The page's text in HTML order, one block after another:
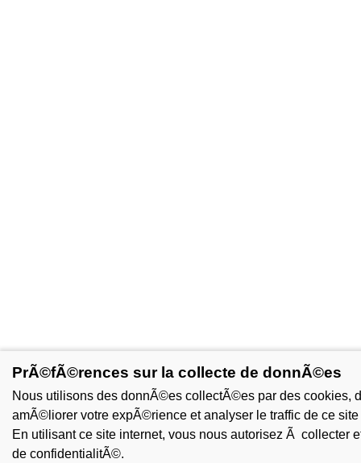
PrÃ©fÃ©rences sur la collecte de donnÃ©es
Nous utilisons des donnÃ©es collectÃ©es par des cookies,
amÃ©liorer votre expÃ©rience et analyser le traffic de ce site
En utilisant ce site internet, vous nous autorisez Ã
de confidentialitÃ©.